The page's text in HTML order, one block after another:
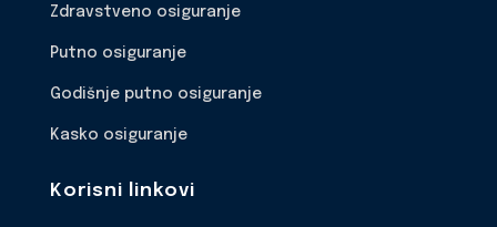
Zdravstveno osiguranje
Putno osiguranje
Godišnje putno osiguranje
Kasko osiguranje
Korisni linkovi